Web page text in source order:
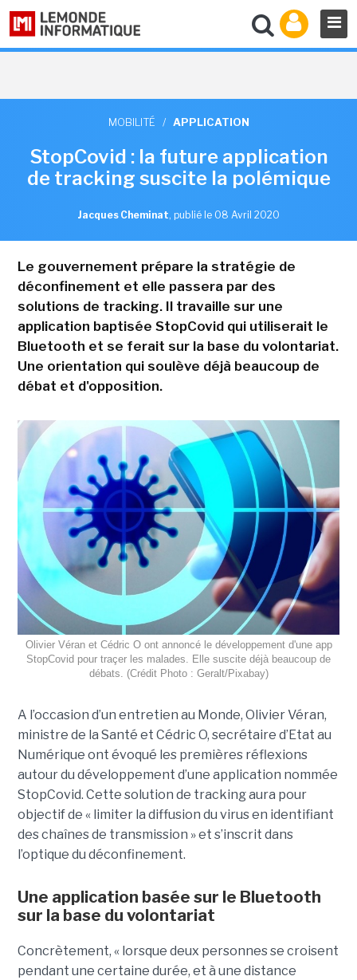
MOBILITÉ / APPLICATION
StopCovid : la future application
de tracking suscite la polémique
Jacques Cheminat, publié le 08 Avril 2020
Le gouvernement prépare la stratégie de
déconfinement et elle passera par des
solutions de tracking. Il travaille sur une
application baptisée StopCovid qui utiliserait le
Bluetooth et se ferait sur la base du volontariat.
Une orientation qui soulève déjà beaucoup de
débat et d'opposition.
Olivier Véran et Cédric O ont annoncé le développement d'une app
StopCovid pour traçer les malades. Elle suscite déjà beaucoup de
débats. (Crédit Photo : Geralt/Pixabay)
A l’occasion d’un entretien au Monde, Olivier Véran,
ministre de la Santé et Cédric O, secrétaire d’Etat au
Numérique ont évoqué les premières réflexions
autour du développement d’une application nommée
StopCovid. Cette solution de tracking aura pour
objectif de « limiter la diffusion du virus en identifiant
des chaînes de transmission » et s’inscrit dans
l’optique du déconfinement.
Une application basée sur le Bluetooth
sur la base du volontariat
Concrètement, « lorsque deux personnes se croisent
pendant une certaine durée, et à une distance